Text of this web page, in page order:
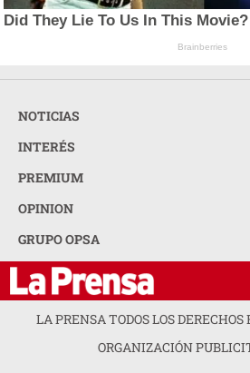
Did They Lie To Us In This Movie?
Brainberries
NOTICIAS
INTERÉS
PREMIUM
OPINION
GRUPO OPSA
LA PRENSA TODOS LOS DERECHOS
ORGANIZACIÓN